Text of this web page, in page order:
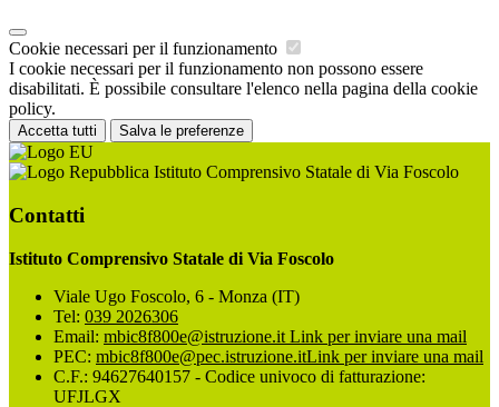
Cookie necessari per il funzionamento
I cookie necessari per il funzionamento non possono essere
disabilitati. È possibile consultare l'elenco nella pagina della cookie
policy.
Accetta tutti Salva le preferenze
Istituto Comprensivo Statale di Via Foscolo
Contatti
Istituto Comprensivo Statale di Via Foscolo
Viale Ugo Foscolo, 6 - Monza (IT)
Tel: 039 2026306
Email: mbic8f800e@istruzione.it Link per inviare una mail
PEC: mbic8f800e@pec.istruzione.itLink per inviare una mail
C.F.: 94627640157 - Codice univoco di fatturazione:
UFJLGX